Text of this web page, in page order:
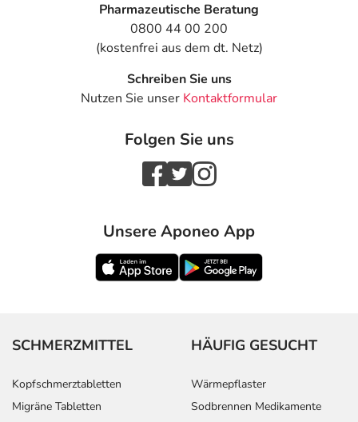
Pharmazeutische Beratung
0800 44 00 200
(kostenfrei aus dem dt. Netz)
Schreiben Sie uns
Nutzen Sie unser Kontaktformular
Folgen Sie uns
Unsere Aponeo App
SCHMERZMITTEL
Kopfschmerztabletten
Migräne Tabletten
HÄUFIG GESUCHT
Wärmepflaster
Sodbrennen Medikamente